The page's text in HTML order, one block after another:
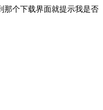
那个下载界面就提示我是否